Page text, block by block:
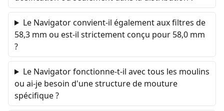
Le Navigator convient-il également aux filtres de
58,3 mm ou est-il strictement conçu pour 58,0 mm
?
Le Navigator fonctionne-t-il avec tous les moulins
ou ai-je besoin d'une structure de mouture
spécifique ?